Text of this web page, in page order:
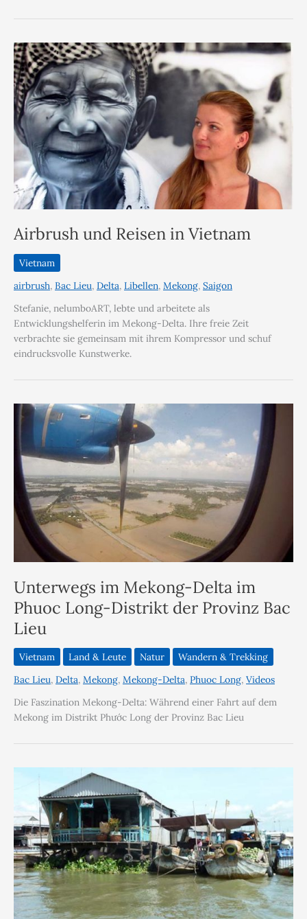
Airbrush und Reisen in Vietnam
Vietnam
airbrush, Bac Lieu, Delta, Libellen, Mekong, Saigon
Stefanie, nelumboART, lebte und arbeitete als
Entwicklungshelferin im Mekong-Delta. Ihre freie Zeit
verbrachte sie gemeinsam mit ihrem Kompressor und schuf
eindrucksvolle Kunstwerke.
Unterwegs im Mekong-Delta im
Phuoc Long-Distrikt der Provinz Bac
Lieu
Vietnam Land & Leute Natur
Wandern & Trekking
Bac Lieu, Delta, Mekong, Mekong-Delta, Phuoc Long, Videos
Die Faszination Mekong-Delta: Während einer Fahrt auf dem
Mekong im Distrikt Phước Long der Provinz Bac Lieu